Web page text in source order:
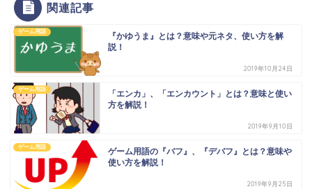
関連記事
ゲーム用語
『かゆうま』とは？意味や元ネタ、使い方を解
説！
2019年10月24日
ゲーム用語
「エンカ」、「エンカウント」とは？意味と使い
方を解説！
2019年9月10日
ゲーム用語
ゲーム用語の『バフ』、『デバフ』とは？意味や
使い方を解説！
2019年9月25日